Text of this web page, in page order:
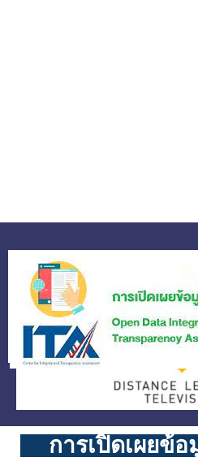
การเปิดเผยข้